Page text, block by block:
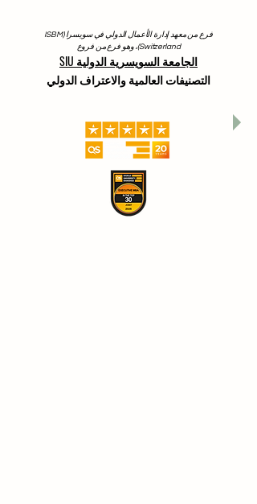
فرع من معهد إدارة الأعمال الدولي في سويسرا (ISBM
Switzerland)، وهو فرع من فروع
الجامعة السويسرية الدولية SIU
التصنيفات العالمية والاعتراف الدولي